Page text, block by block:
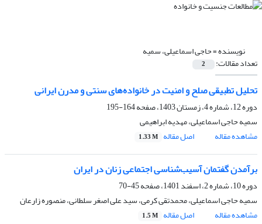
نویسنده =حاجی اسماعیلی، سمیه
تعداد مقالات: 2
تحلیل تطبیقی صلح و امنیت در خانواده‌های سنتی و مدرن ایرانی
دوره 12، شماره 4، زمستان 1403، صفحه
164-195
سمیه حاجی اسماعیلی، مهدیه ابراهیمی
مشاهده مقاله
اصل مقاله 1.33 M
برآمدن گفتمان آسیب‌شناسی اجتماعی زنان در ایران
دوره 10، شماره 2، اسفند 1401، صفحه
45-70
سمیه حاجی اسماعیلی، محمدتقی کرمی، سید علی اصغر سلطانی، منصوره زارعان
مشاهده مقاله
اصل مقاله 1.5 M